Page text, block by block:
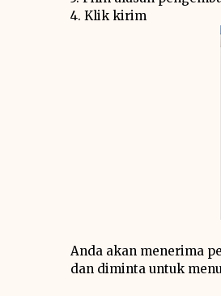
4. Klik kirim
Anda akan menerima
dan diminta untuk